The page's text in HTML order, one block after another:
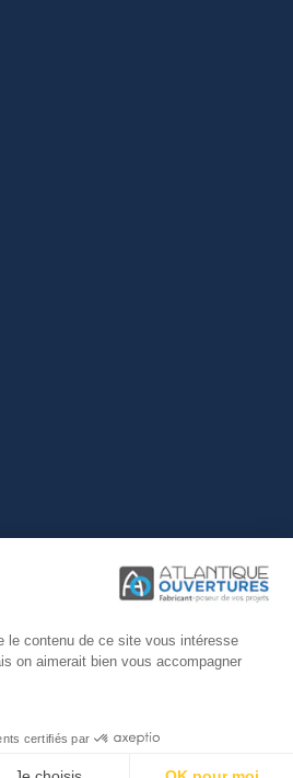
le contenu de ce site vous intéresse
on aimerait bien vous accompagner
certifiés par